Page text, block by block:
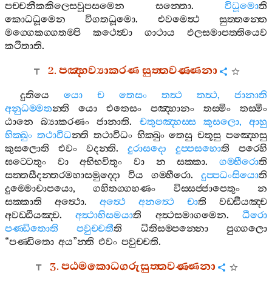
පච‍්චනීකකිලෙසවූපසමෙන
සන‍්තො. විධූමොති
කොධධූමෙන
විගතධූමො. එවමෙත්‍ථ
සුත‍්තන‍්තෙ
මග‍්ගෙකග‍්ගතම‍්පි
කථෙත්‍වා ගාථාය
ඵලසමාපත‍්තියෙව
කථිතාති.
2.පඤ‍්හව්‍යාකරණසුත‍්තවණ‍්ණනා
දුතියෙ යො ච තෙසං තත්‍ථ තත්‍ථ, ජානාති
අනුධම‍්මතන‍්ති යො එතෙසං පඤ‍්හානං තස‍්මිං
තස‍්මිං
ඨානෙ
බ්‍යාකරණං ජානාති. චතුපඤ‍්හස‍්ස කුසලො,ආහු
භික‍්ඛුං තථාවිධන‍්ති තථාවිධං භික‍්ඛුං තෙසු චතූසු පඤ‍්හෙසු
කුසලොති
එවං වදන‍්ති. දුරාසදො දුප‍්පසහොති
පරෙහි
ඝට‍්ටෙතුං
වා අභිභවිතුං වා න සක‍්කා.ගම‍්භීරොති
සත‍්තසීදන‍්තරමහාසමුද‍්දො
විය ගම‍්භීරො. දුප‍්පධංසියොති
දුම‍්මොචාපයො,ගහිතග‍්ගහණං විස‍්සජ‍්ජාපෙතුං
න
සක‍්කාති
අත්‍ථො. අත්‍ථෙ අනත්‍ථෙ චාති
වඩ‍්ඪියඤ‍්ච
අවඩ‍්ඪියඤ‍්ච.අත්‍ථාභිසමයාති අත්‍ථසමාගමෙන.ධීරො
පණ‍්ඩිතොති
පවුච‍්චතීති ධිතිසම‍්පන‍්නො
පුග‍්ගලො
“පණ‍්ඩිතො අය”න‍්ති එවං පවුච‍්චති.
3.පඨමකොධගරුසුත‍්තවණ‍්ණනා